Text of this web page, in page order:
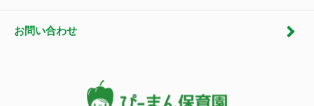
お問い合わせ